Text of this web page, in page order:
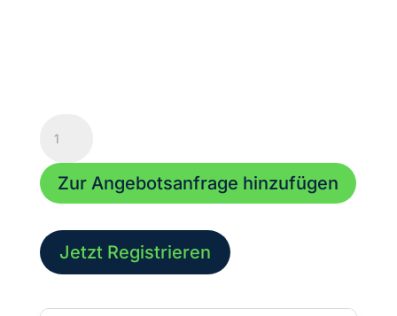
Clamp
250
kg
50mm
Rohr
-
Zur Angebotsanfrage hinzufügen
Jetzt Registrieren